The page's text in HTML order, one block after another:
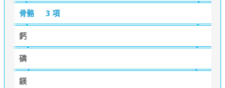
骨骼 3 項
鈣
磷
鎂